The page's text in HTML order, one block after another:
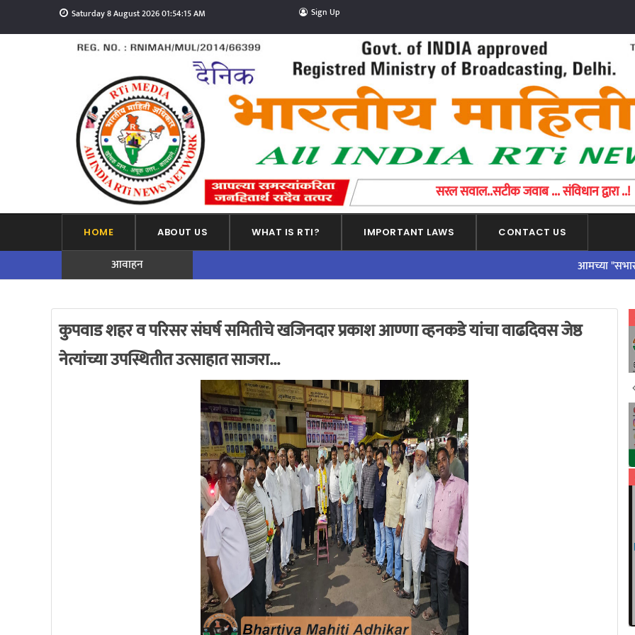
Saturday 8 August 2026 01:54:17 AM Sign Up
સરળ પ્રશ્ન..એક ચોક્કસ જવાબ ... બંધારણ દ્વારા
HOME ABOUT US WHAT IS RTI? IMPORTANT LAWS CONTACT US
आवाहन आमच्या "सभासद
कुपवाड शहर व परिसर संघर्ष समितीचे खजिनदार प्रकाश आण्णा व्हनकडे यांचा वाढदिवस जेष्ठ
नेत्यांच्या उपस्थितीत उत्साहात साजरा...
भारतीय माहिती अधिकार
7/27/2020 3:28:53 PM
All India RTi News Network
9/21/2020 1:13:32 AM